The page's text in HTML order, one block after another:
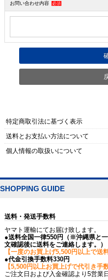
お問い合わせ内容 必須
特定商取引法に基づく表示
送料とお支払い方法について
個人情報の取扱いについて
SHOPPING GUIDE
送料・発送手数料
ヤマト運輸にてお届け致します。
●送料全国一律550円（※沖縄県と
文確認後に送料をご連絡します。）
【一度のお買上げ5,500円以上で送
●代金引換手数料330円
【5,500円以上お買上げで代引き手
ご注文日および入金確認より5営業